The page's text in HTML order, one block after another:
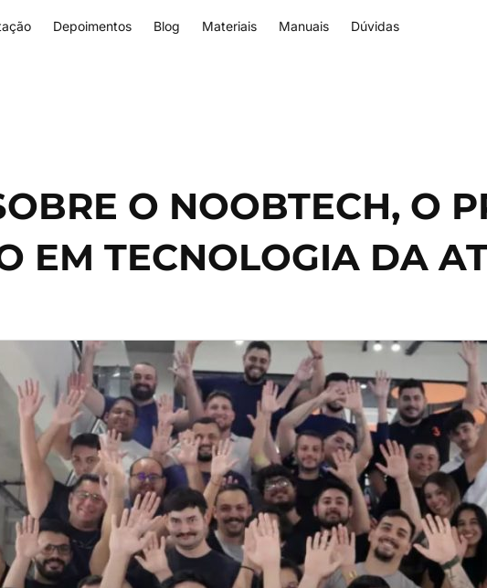
Depoimentos Blog Materiais Manuais Dúvidas
O NOOBTECH, O
EM TECNOLOGIA DA